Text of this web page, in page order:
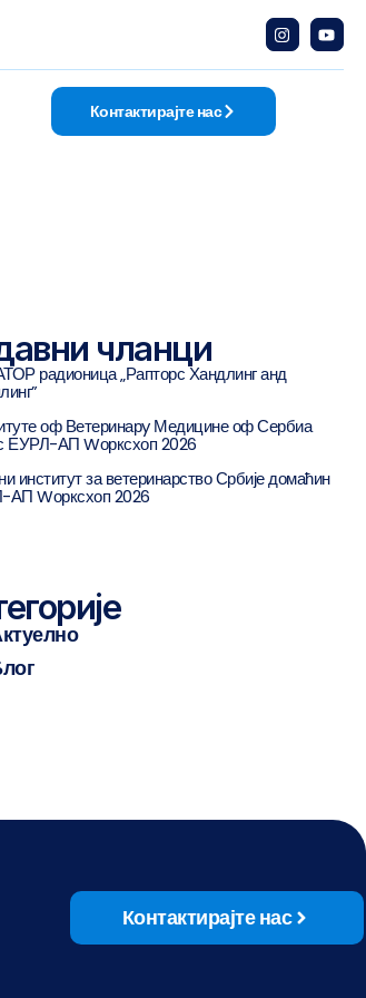
Контактирајте нас
чланци
радионица „Рапторс Хандлинг анд
оф Ветеринарy Медицине оф Сербиа
ЕУРЛ-АП Wорксхоп 2026
институт за ветеринарство Србије домаћин
Wорксхоп 2026
Контактирајте нас